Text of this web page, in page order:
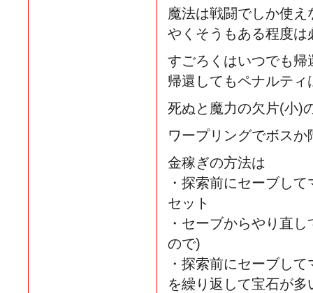
魔法は戦闘でしか使え
やくそうもある程度は
すごろくはいつでも帰
帰還してもペナルティ
死ぬと魔力の欠片(小)
ワープリングでボス
金稼ぎの方法は
・探索前にセーブし
セット
・セーブからやり直
ので)
・探索前にセーブし
を繰り返して宝石が多